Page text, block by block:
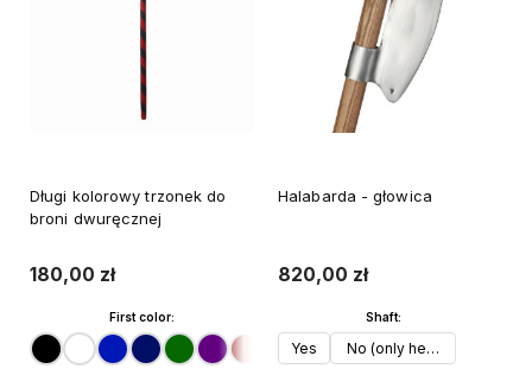
Długi kolorowy trzonek do
broni dwuręcznej
180,00 zł
First color:
Halabarda - głowica
820,00 zł
Shaft:
Yes No (only head)